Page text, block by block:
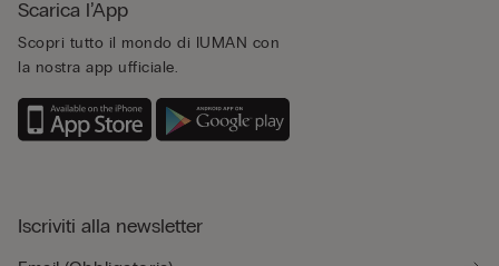
Scarica l’App
Scopri tutto il mondo di IUMAN con
la nostra app ufficiale.
Iscriviti alla newsletter